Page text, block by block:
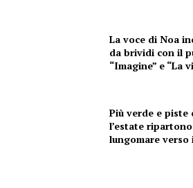
La voce di Noa
da brividi con il
“Imagine” e “La
Più verde e
l’estate
lungomare